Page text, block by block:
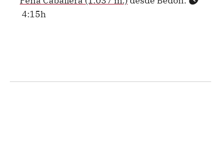
4:15h